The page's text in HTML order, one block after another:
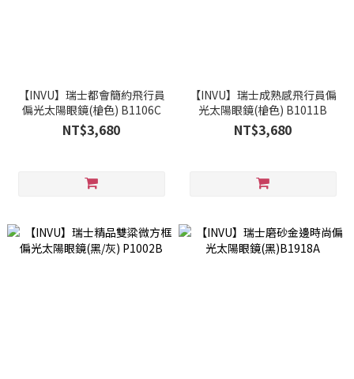
【INVU】瑞士都會簡約飛行員
偏光太陽眼鏡(槍色) B1106C
NT$3,680
【INVU】瑞士成熟感飛行員偏
光太陽眼鏡(槍色) B1011B
NT$3,680